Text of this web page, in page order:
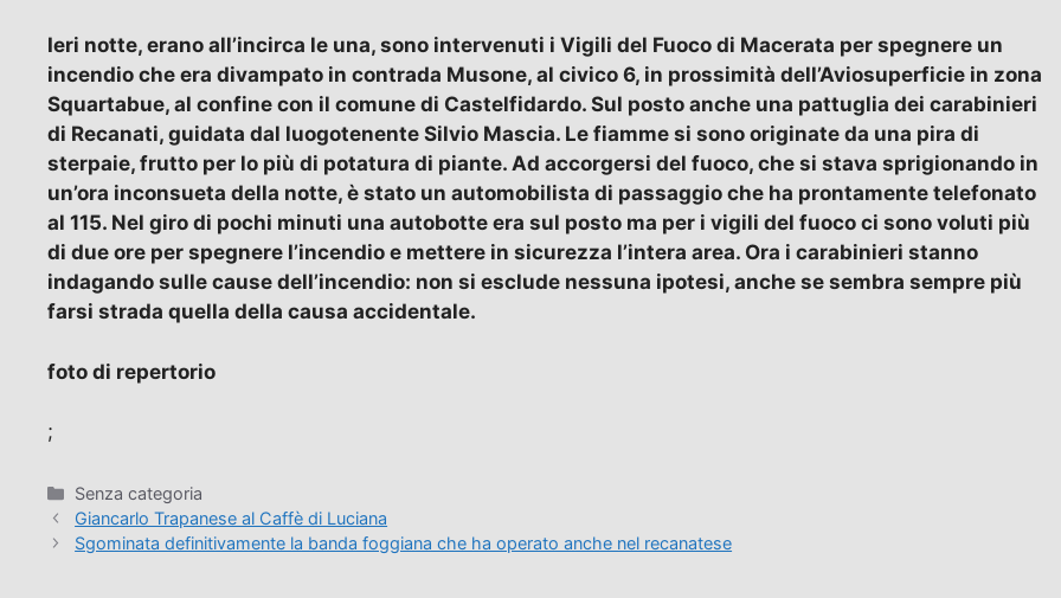
Ieri notte, erano all’incirca le una, sono intervenuti i Vigili del Fuoco di Macerata per spegnere un
incendio che era divampato in contrada Musone, al civico 6, in prossimità dell’Aviosuperficie in zona
Squartabue, al confine con il comune di Castelfidardo. Sul posto anche una pattuglia dei carabinieri
di Recanati, guidata dal luogotenente Silvio Mascia. Le fiamme si sono originate da una pira di
sterpaie, frutto per lo più di potatura di piante. Ad accorgersi del fuoco, che si stava sprigionando in
un’ora inconsueta della notte, è stato un automobilista di passaggio che ha prontamente telefonato
al 115. Nel giro di pochi minuti una autobotte era sul posto ma per i vigili del fuoco ci sono voluti più
di due ore per spegnere l’incendio e mettere in sicurezza l’intera area. Ora i carabinieri stanno
indagando sulle cause dell’incendio: non si esclude nessuna ipotesi, anche se sembra sempre più
farsi strada quella della causa accidentale.
foto di repertorio
;
Categorie
Senza categoria
Giancarlo Trapanese al Caffè di Luciana
Sgominata definitivamente la banda foggiana che ha operato anche nel recanatese